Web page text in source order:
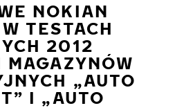
NOKIAN
TESTACH
2012
„AUTO
I „AUTO